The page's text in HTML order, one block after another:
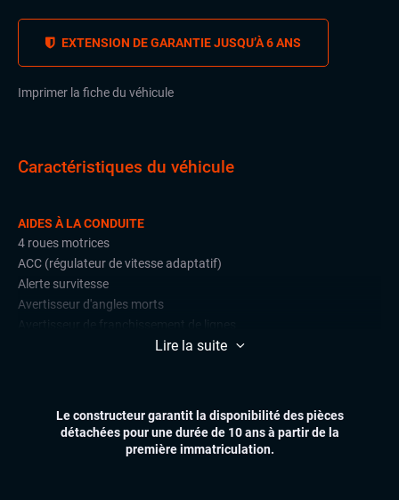
EXTENSION DE GARANTIE JUSQU’À 6 ANS
Imprimer la fiche du véhicule
Caractéristiques du véhicule
AIDES À LA CONDUITE
4 roues motrices
ACC (régulateur de vitesse adaptatif)
Alerte survitesse
Avertisseur d'angles morts
Avertisseur de franchissement de lignes
Régulateur et limiteur de vitesse
Lire la suite
Le constructeur garantit la disponibilité des pièces
détachées pour une durée de 10 ans à partir de la
première immatriculation.